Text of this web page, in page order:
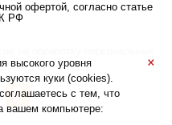
×
высокого уровня
куки (cookies).
с тем, что
вашем компьютере:
офертой, согласно статье
РФ